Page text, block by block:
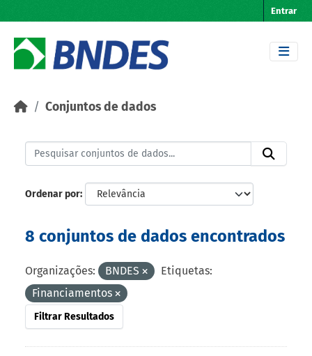
Entrar
Conjuntos de dados
Ordenar por
8 conjuntos de dados encontrados
Organizações: BNDES
Etiquetas:
Financiamentos
Filtrar Resultados